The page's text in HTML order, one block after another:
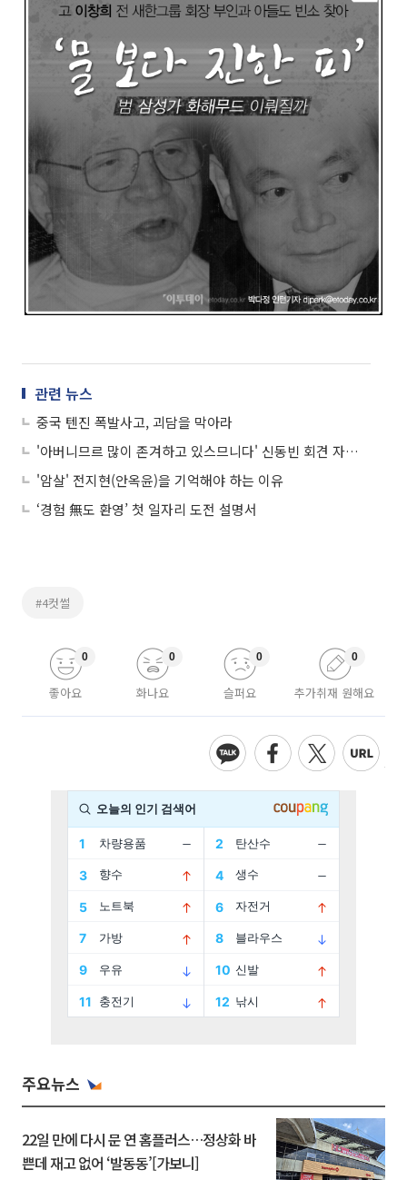
관련 뉴스
중국 텐진 폭발사고, 괴담을 막아라
'아버니므르 많이 존겨하고 있스므니다' 신동빈 회견 자막이 왜이래?
'암살' 전지현(안옥윤)을 기억해야 하는 이유
‘경험 無도 환영’ 첫 일자리 도전 설명서
#4컷썰
좋아요
0
화나요
0
슬퍼요
0
추가취재 원해요
0
주요뉴스
22일 만에 다시 문 연 홈플러스…정상화 바
쁜데 재고 없어 ‘발동동’[가보니]